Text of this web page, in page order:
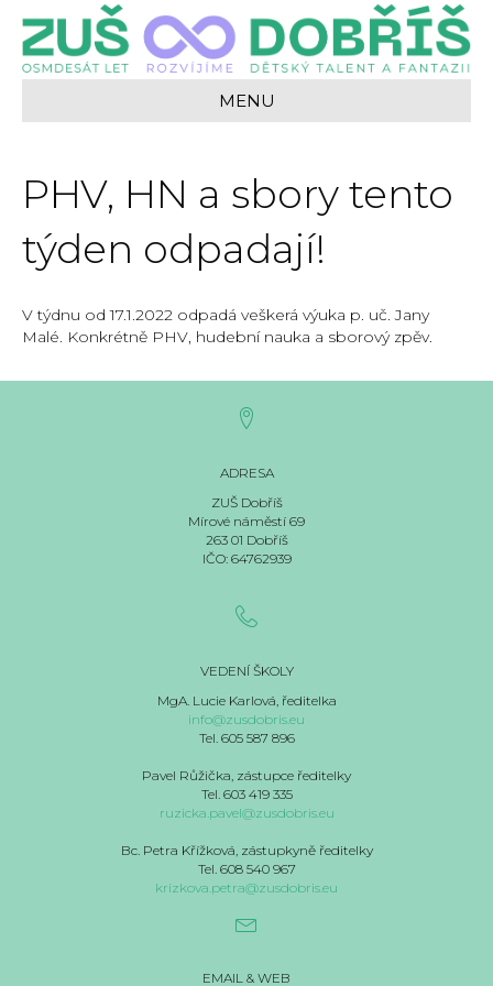
MENU
PHV, HN a sbory tento
týden odpadají!
V týdnu od 17.1.2022 odpadá veškerá výuka p. uč. Jany
Malé. Konkrétně PHV, hudební nauka a sborový zpěv.
ADRESA
ZUŠ Dobříš
Mírové náměstí 69
263 01 Dobříš
IČO: 64762939
VEDENÍ ŠKOLY
MgA. Lucie Karlová, ředitelka
info@zusdobris.eu
Tel. 605 587 896
Pavel Růžička, zástupce ředitelky
Tel. 603 419 335
ruzicka.pavel@zusdobris.eu
Bc. Petra Křížková, zástupkyně ředitelky
Tel. 608 540 967
krizkova.petra@zusdobris.eu
EMAIL & WEB